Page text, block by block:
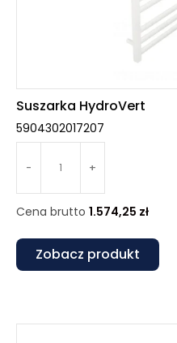
Suszarka HydroVert
5904302017207
- +
Cena brutto 1.574,25 zł
Zobacz produkt